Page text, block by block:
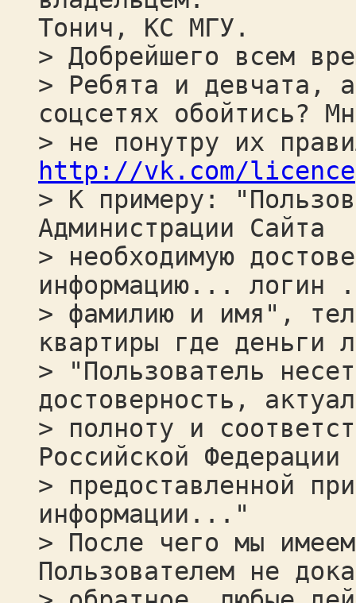
Тонич, КС МГУ.
> Добрейшего всем
> Ребята и девчата,
соцсетях обойтись?
> не понутру их
http://vk.com/licence
> К примеру:
Администрации Сайта
> необходимую
информацию... логин
> фамилию и имя",
квартиры где деньги
> "Пользователь
достоверность,
> полноту и
Российской Федерации
> предоставленной
информации..."
> После чего мы
Пользователем не